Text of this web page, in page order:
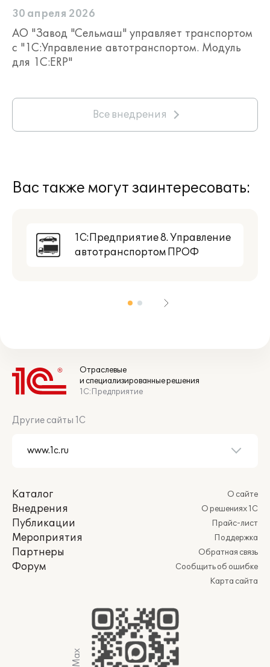
30 апреля 2026
АО "Завод "Сельмаш" управляет транспортом
с "1С:Управление автотранспортом. Модуль
для 1С:ERP"
Все внедрения
Вас также могут заинтересовать:
1С:Предприятие 8. Управление
автотранспортом ПРОФ
Отраслевые
и специализированные решения
1С:Предприятие
Другие сайты 1С
Каталог
Внедрения
Публикации
Мероприятия
Партнеры
Форум
О сайте
О решениях 1С
Прайс-лист
Поддержка
Обратная связь
Сообщить об ошибке
Карта сайта